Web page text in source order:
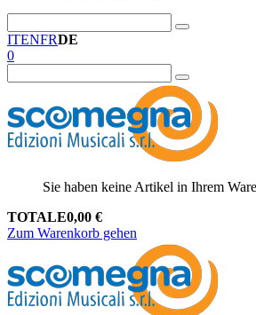
ITENFRDE
0
Sie haben keine Artikel in Ihrem
TOTALE0,00 €
Zum Warenkorb gehen